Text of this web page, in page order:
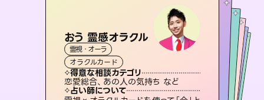
おう 霊感オラクル
霊視・オーラ
オラクルカード
得意な相談カテゴリ
恋愛総合、あの人の気持ち など
占い師について
アイリス -iris-
西洋占星術
ルーン
得意な相談カテゴリ
恋愛総合、片想い、二人の未来 など
占い師について
彗望
霊視・オーラ
スピリチュアル・リーディング
得意な相談カテゴリ
片想い、あの人の気持ち、復縁 など
占い師について
とうげんみう
霊視・オーラ
スピリチュアル・リーディング
得意な相談カテゴリ
片想い、あの人の気持ち、復縁 など
占い師について
未来視師＊花
スピリチュアル・リーディング
得意な相談カテゴリ
出逢い、片想い、復縁 など
占い師について
霊視・オーラ タロット
スピリチュアル・リーディング
得意な相談カテゴリ
片想い、二人の未来、年の差 など